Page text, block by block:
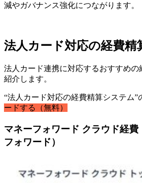
減やガバナンス強化につながります。
法人カード対応の経費精
法人カード連携に対応するおすすめ
紹介します。
“法人カード対応の経費精算システム”
ードする（無料）
マネーフォワード クラウド経費
フォワード）